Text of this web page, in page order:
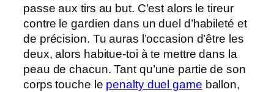
passe aux tirs au but. C’est alors le tireur
contre le gardien dans un duel d’habileté et
de précision. Tu auras l’occasion d’être les
deux, alors habitue-toi à te mettre dans la
peau de chacun. Tant qu’une partie de son
corps touche le penalty duel game ballon,